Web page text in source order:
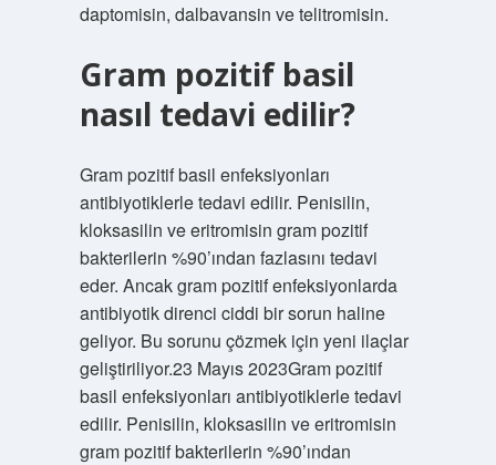
daptomisin, dalbavansin ve telitromisin.
Gram pozitif basil
nasıl tedavi edilir?
Gram pozitif basil enfeksiyonları
antibiyotiklerle tedavi edilir. Penisilin,
kloksasilin ve eritromisin gram pozitif
bakterilerin %90’ından fazlasını tedavi
eder. Ancak gram pozitif enfeksiyonlarda
antibiyotik direnci ciddi bir sorun haline
geliyor. Bu sorunu çözmek için yeni ilaçlar
geliştiriliyor.23 Mayıs 2023Gram pozitif
basil enfeksiyonları antibiyotiklerle tedavi
edilir. Penisilin, kloksasilin ve eritromisin
gram pozitif bakterilerin %90’ından